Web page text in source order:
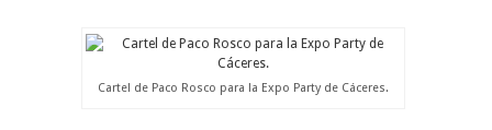
Cartel de Paco Rosco para la Expo Party de Cáceres.